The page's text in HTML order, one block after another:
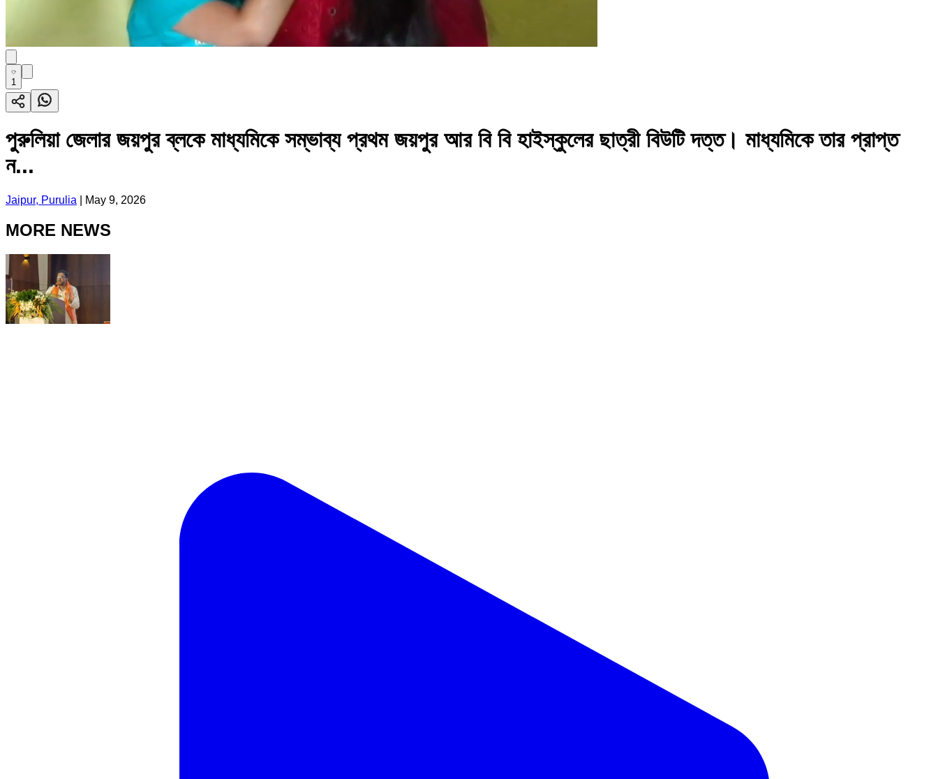
1
পুরুলিয়া জেলার জয়পুর ব্লকে মাধ্যমিকে সম্ভাব্য প্রথম জয়পুর আর বি বি হাইস্কুলের ছাত্রী বিউটি দত্ত। মাধ্যমিকে তার প্রাপ্ত
ন...
Jaipur, Purulia May 9, 2026
MORE NEWS